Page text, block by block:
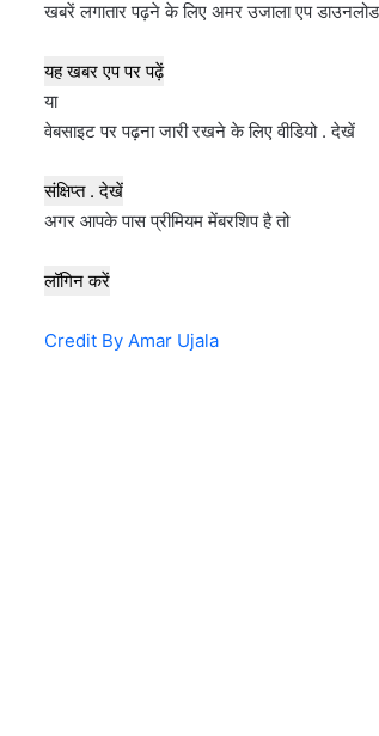
खबरें लगातार पढ़ने के लिए अमर उजाला एप
यह खबर एप पर पढ़ें
या
वेबसाइट पर पढ़ना जारी रखने के लिए वीडियो . देखें
संक्षिप्त . देखें
अगर आपके पास प्रीमियम मेंबरशिप है तो
लॉगिन करें
Credit By Amar Ujala